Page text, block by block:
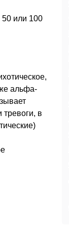
50 или 100
альфа-
тревоги, в